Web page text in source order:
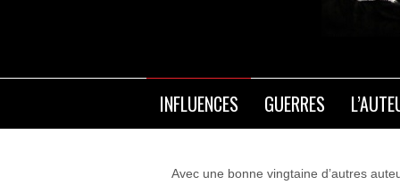
INFLUENCES GUERRES
Avec une bonne vingtaine d’autres